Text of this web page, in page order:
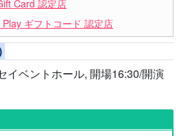
Card 認定店
Play ギフトコード 認定店
イベントホール, 開場16:30/開演